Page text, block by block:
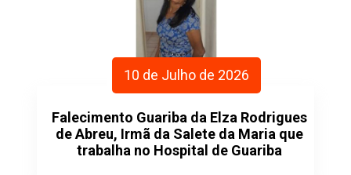
10 de Julho de 2026
Falecimento Guariba da Elza Rodrigues
de Abreu, Irmã da Salete da Maria que
trabalha no Hospital de Guariba